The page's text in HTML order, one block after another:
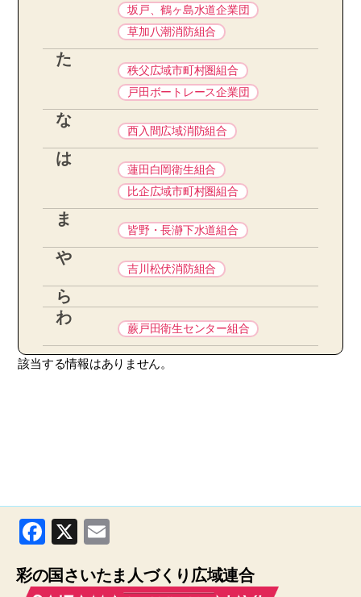
坂戸、鶴ヶ島水道企業団
草加八潮消防組合
た
秩父広域市町村圏組合
戸田ボートレース企業団
な
西入間広域消防組合
は
蓮田白岡衛生組合
比企広域市町村圏組合
ま
皆野・長瀞下水道組合
や
吉川松伏消防組合
ら
わ
蕨戸田衛生センター組合
該当する情報はありません。
F
c
X
ail
彩の国さいたま人づくり広域連合